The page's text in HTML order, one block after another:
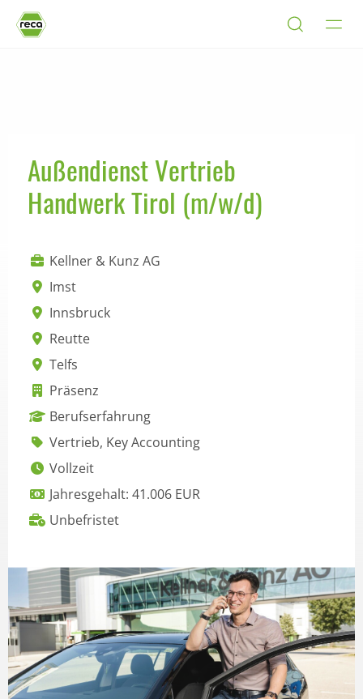
Außendienst Vertrieb
Handwerk Tirol (m/w/d)
Kellner & Kunz AG
Imst
Innsbruck
Reutte
Telfs
Präsenz
Berufserfahrung
Vertrieb, Key Accounting
Vollzeit
Jahresgehalt: 41.006 EUR
Unbefristet